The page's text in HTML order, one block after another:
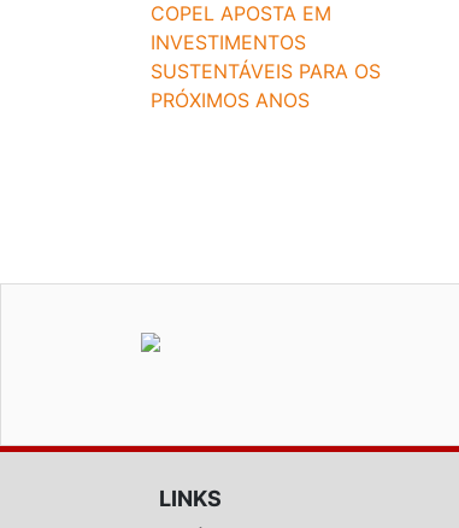
COPEL APOSTA EM
INVESTIMENTOS
SUSTENTÁVEIS PARA OS
PRÓXIMOS ANOS
LINKS